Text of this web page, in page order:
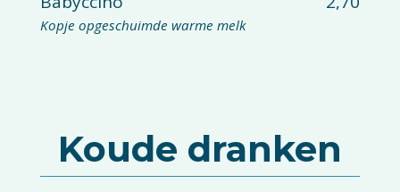
Kopje opgeschuimde warme melk
Koude dranken